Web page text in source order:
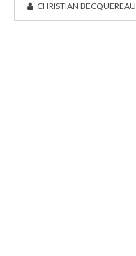
CHRISTIAN BECQUEREAU